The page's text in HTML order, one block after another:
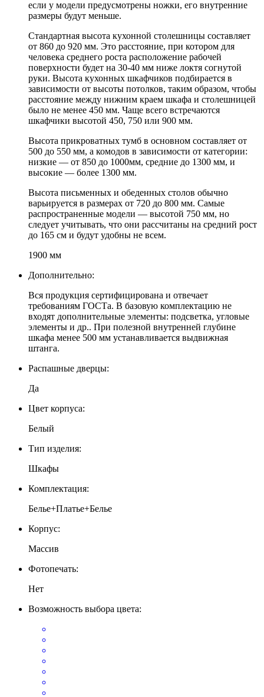
если у модели предусмотрены ножки, его внутренние
размеры будут меньше.
Стандартная высота кухонной столешницы составляет
от 860 до 920 мм. Это расстояние, при котором для
человека среднего роста расположение рабочей
поверхности будет на 30-40 мм ниже локтя согнутой
руки. Высота кухонных шкафчиков подбирается в
зависимости от высоты потолков, таким образом, чтобы
расстояние между нижним краем шкафа и столешницей
было не менее 450 мм. Чаще всего встречаются
шкафчики высотой 450, 750 или 900 мм.
Высота прикроватных тумб в основном составляет от
500 до 550 мм, а комодов в зависимости от категории:
низкие — от 850 до 1000мм, средние до 1300 мм, и
высокие — более 1300 мм.
Высота письменных и обеденных столов обычно
варьируется в размерах от 720 до 800 мм. Самые
распространенные модели — высотой 750 мм, но
следует учитывать, что они рассчитаны на средний рост
до 165 см и будут удобны не всем.
1900 мм
Дополнительно:
Вся продукция сертифицирована и отвечает
требованиям ГОСТа. В базовую комплектацию не
входят дополнительные элементы: подсветка, угловые
элементы и др.. При полезной внутренней глубине
шкафа менее 500 мм устанавливается выдвижная
штанга.
Распашные дверцы:
Да
Цвет корпуса:
Белый
Тип изделия:
Шкафы
Комплектация:
Белье+Платье+Белье
Корпус:
Массив
Фотопечать:
Нет
Возможность выбора цвета: